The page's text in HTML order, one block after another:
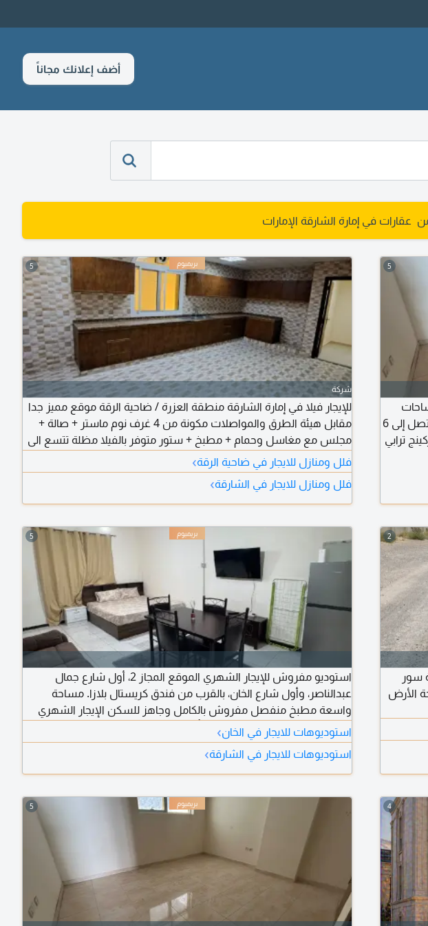
أضف إعلانك مجاناً
عقارات في إمارة الشارقة الإمارات
5
ممتازة جداً، تشطيبات سوبر ديلوكس، وتسهيلات في الدفعات تصل إلى 6
ترابي
5
شركة
للإيجار فيلا في إمارة الشارقة منطقة العزرة / ضاحية الرقة موقع مميز جدا
مقابل هيئة الطرق والمواصلات مكونة من 4 غرف نوم ماستر + صالة +
مجلس مع مغاسل وحمام + مطبخ + ستور متوفر بالفيلا مظلة تتسع الى
4 سيارات ومتوفر أيضا منطقة لجلسة خارجيه مطلوب 95 ألف درهم سنويا
فلل ومنازل للايجار في ضاحية الرقة›
فلل ومنازل للايجار في الشارقة›
2
سور
مساحة الأرض
5
استوديو مفروش للإيجار الشهري الموقع المجاز 2، أول شارع جمال
عبدالناصر، وأول شارع الخان، بالقرب من فندق كريستال بلازا. مساحة
واسعة مطبخ منفصل مفروش بالكامل وجاهز للسكن الإيجار الشهري
2700 درهم شامل انترنت فقط التأمين 500 درهم (مسترد عند الخروج)
استوديوهات للايجار في الخان›
استوديوهات للايجار في الشارقة›
4
5